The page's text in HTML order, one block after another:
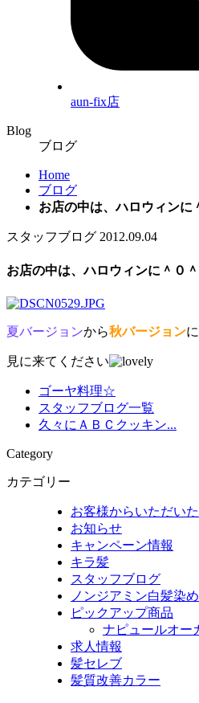
aun-fix店
Blog
ブログ
Home
ブログ
お店の中は、ハロウィンに
スタッフブログ 2012.09.04
お店の中は、ハロウィンに＾０
夏バージョンから秋バージョンに
見に来てください
ゴーヤ料理☆
スタッフブログ一覧
久々にＡＢＣクッキン...
Category
カテゴリー
お客様からいただい
お知らせ
キャンペーン情報
キラ髪
スタッフブログ
ノンジアミン白髪染め
ピックアップ商品
ナピュールオー
求人情報
髪セレブ
髪質改善カラー